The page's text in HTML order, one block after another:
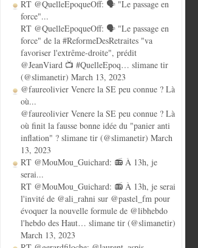
RT @QuelleEpoqueOff: 🗣️ "Le passage en
force"...
RT @QuelleEpoqueOff: 🗣️ "Le passage en
force" de la #ReformeDesRetraites "va
favoriser l'extrême-droite", prédit
@JeanViard 📺 #QuelleEpoq… slimane tir
(@slimanetir) March 13, 2023
@faureolivier Venere la SE peu connue ? Là
où...
@faureolivier Venere la SE peu connue ? Là
où finit la fausse bonne idée du "panier anti
inflation" ? slimane tir (@slimanetir) March
13, 2023
RT @MouMou_Guichard: 📻 À 13h, je
serai...
RT @MouMou_Guichard: 📻 À 13h, je serai
l'invité de @ali_rahni sur @pastel_fm pour
évoquer la nouvelle formule de @libhebdo
l'hebdo des Haut… slimane tir (@slimanetir)
March 13, 2023